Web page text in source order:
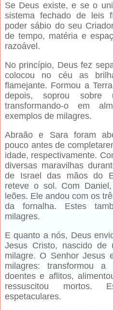
Se Deus existe, e se o
sistema fechado de leis
poder sábio do seu
de tempo, matéria e
razoável.
No princípio, Deus fez
colocou no céu as
flamejante. Formou a
depois, soprou
transformando-o em
exemplos de milagres.
Abraão e Sara foram
pouco antes de
idade, respectivamente.
diversas maravilhas
de Israel das mãos do
reteve o sol. Com
leões. Ele andou com os
da fornalha. Estes
milagres.
E quanto a nós, Deus
Jesus Cristo, nascido de
milagre. O Senhor Jesus
milagres: transformou
doentes e aflitos,
ressuscitou mortos.
espetaculares.